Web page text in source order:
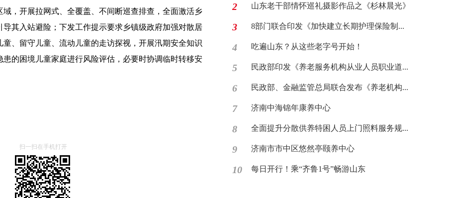
，开展拉网式、全覆盖、不间断巡查排查，全面激活乡
其入站避险；下发工作提示要求乡镇级政府加强对散居
、留守儿童、流动儿童的走访探视，开展汛期安全知识
的困境儿童家庭进行风险评估，必要时协调临时转移安
扫一扫在手机打开
2 山东老干部情怀巡礼摄影作品之《杉林晨光》
3 8部门联合印发《加快建立长期护理保险制...
4 吃遍山东？从这些老字号开始！
5 民政部印发《养老服务机构从业人员职业道...
6 民政部、金融监管总局联合发布《养老机构...
7 济南中海锦年康养中心
8 全面提升分散供养特困人员上门照料服务规...
9 济南市市中区悠然亭颐养中心
10 每日开行！乘“齐鲁1号”畅游山东